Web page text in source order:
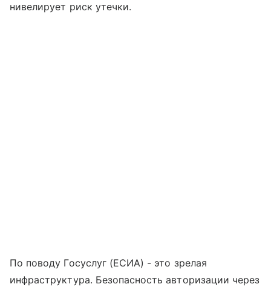
нивелирует риск утечки.
По поводу Госуслуг (ЕСИА) - это зрелая
инфраструктура. Безопасность авторизации через